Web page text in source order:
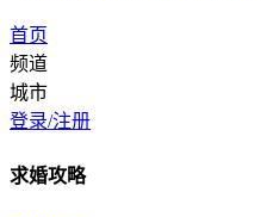
首页
频道
城市
登录/注册
求婚攻略